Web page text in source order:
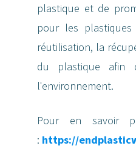
plastique et de
pour les
réutilisation, la
du plastique afin
l'environnement.
Pour en savoir
: https://